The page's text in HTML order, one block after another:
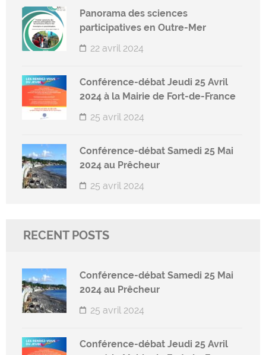
Panorama des sciences
participatives en Outre-Mer
22 avril 2024
Conférence-débat Jeudi 25 Avril
2024 à la Mairie de Fort-de-France
25 avril 2024
Conférence-débat Samedi 25 Mai
2024 au Prêcheur
25 avril 2024
RECENT POSTS
Conférence-débat Samedi 25 Mai
2024 au Prêcheur
25 avril 2024
Conférence-débat Jeudi 25 Avril